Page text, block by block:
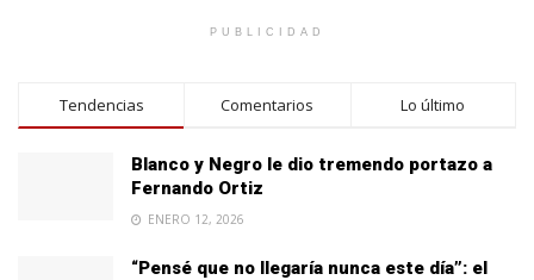
PUBLICIDAD
Tendencias Comentarios Lo último
Blanco y Negro le dio tremendo portazo a
Fernando Ortiz
ENERO 12, 2026
“Pensé que no llegaría nunca este día”: el